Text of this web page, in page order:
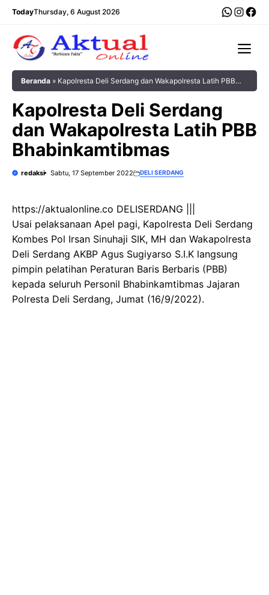
Langsung
TodayThursday, 6 August 2026
Beranda » Kapolresta Deli Serdang dan Wakapolresta Latih PBB
Kapolresta Deli Serdang
dan Wakapolresta Latih PBB
Bhabinkamtibmas
redaksi Sabtu, 17 September 2022 DELI SERDANG
https://aktualonline.co DELISERDANG |||
Usai pelaksanaan Apel pagi, Kapolresta Deli Serdang
Kombes Pol Irsan Sinuhaji SIK, MH dan Wakapolresta
Deli Serdang AKBP Agus Sugiyarso S.I.K langsung
pimpin pelatihan Peraturan Baris Berbaris (PBB)
kepada seluruh Personil Bhabinkamtibmas Jajaran
Polresta Deli Serdang, Jumat (16/9/2022).